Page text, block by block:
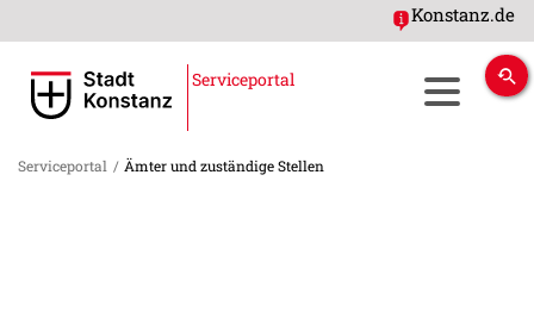
Konstanz.de
Serviceportal
Serviceportal / Ämter und zuständige Stellen